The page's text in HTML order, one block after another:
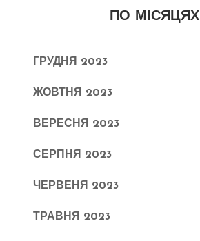
ПО МІСЯЦЯХ
ГРУДНЯ 2023
ЖОВТНЯ 2023
ВЕРЕСНЯ 2023
СЕРПНЯ 2023
ЧЕРВЕНЯ 2023
ТРАВНЯ 2023